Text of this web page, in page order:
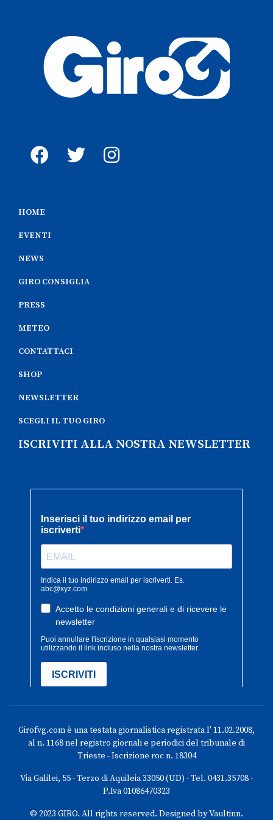
HOME
EVENTI
NEWS
GIRO CONSIGLIA
PRESS
METEO
CONTATTACI
SHOP
NEWSLETTER
SCEGLI IL TUO GIRO
ISCRIVITI ALLA NOSTRA NEWSLETTER
Girofvg.com è una testata giornalistica registrata l' 11.02.2008,
al n. 1168 nel registro giornali e periodici del tribunale di
Trieste - Iscrizione roc n. 18304
Via Galilei, 55 - Terzo di Aquileia 33050 (UD) - Tel. 0431.35708 -
P.Iva 01086470323
© 2023 GIRO. All rights reserved. Designed by Vaultinn.